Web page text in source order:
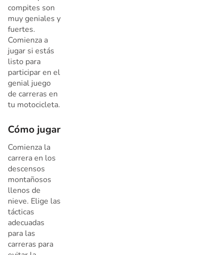
compites son
muy geniales y
fuertes.
Comienza a
jugar si estás
listo para
participar en el
genial juego
de carreras en
tu motocicleta.
Cómo jugar
Comienza la
carrera en los
descensos
montañosos
llenos de
nieve. Elige las
tácticas
adecuadas
para las
carreras para